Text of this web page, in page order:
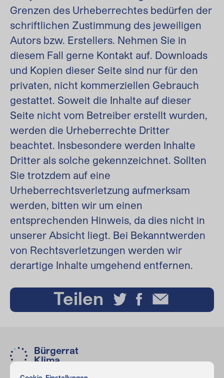
Grenzen des Urheberrechtes bedürfen der
schriftlichen Zustimmung des jeweiligen
Autors bzw. Erstellers. Nehmen Sie in
diesem Fall gerne Kontakt auf. Downloads
und Kopien dieser Seite sind nur für den
privaten, nicht kommerziellen Gebrauch
gestattet. Soweit die Inhalte auf dieser
Seite nicht vom Betreiber erstellt wurden,
werden die Urheberrechte Dritter
beachtet. Insbesondere werden Inhalte
Dritter als solche gekennzeichnet. Sollten
Sie trotzdem auf eine
Urheberrechtsverletzung aufmerksam
werden, bitten wir um einen
entsprechenden Hinweis, da dies nicht in
unserer Absicht liegt. Bei Bekanntwerden
von Rechtsverletzungen werden wir
derartige Inhalte umgehend entfernen.
Teilen
Bürgerrat
Klima